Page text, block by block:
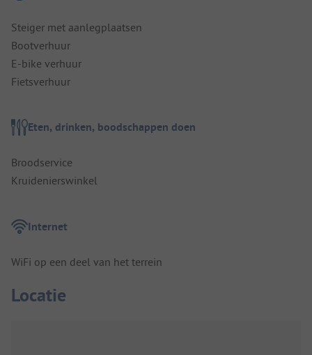
Steiger met aanlegplaatsen
Bootverhuur
E-bike verhuur
Fietsverhuur
Eten, drinken, boodschappen doen
Broodservice
Kruidenierswinkel
Internet
WiFi op een deel van het terrein
Locatie